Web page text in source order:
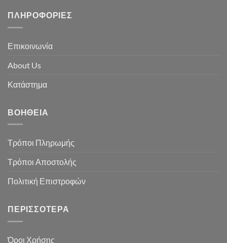
ΠΛΗΡΟΦΟΡΊΕΣ
Επικοινωνία
About Us
Κατάστημα
ΒΟΉΘΕΙΑ
Τρόποι Πληρωμής
Τρόποι Αποστολής
Πολιτική Επιστροφών
ΠΕΡΙΣΣΌΤΕΡΑ
Όροι Χρήσης